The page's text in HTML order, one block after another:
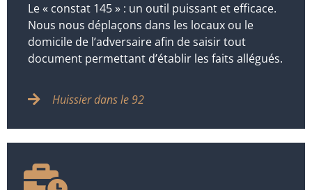
Le « constat 145 » : un outil puissant et efficace.
Nous nous déplaçons dans les locaux ou le
domicile de l’adversaire afin de saisir tout
document permettant d’établir les faits allégués.
Huissier dans le 92